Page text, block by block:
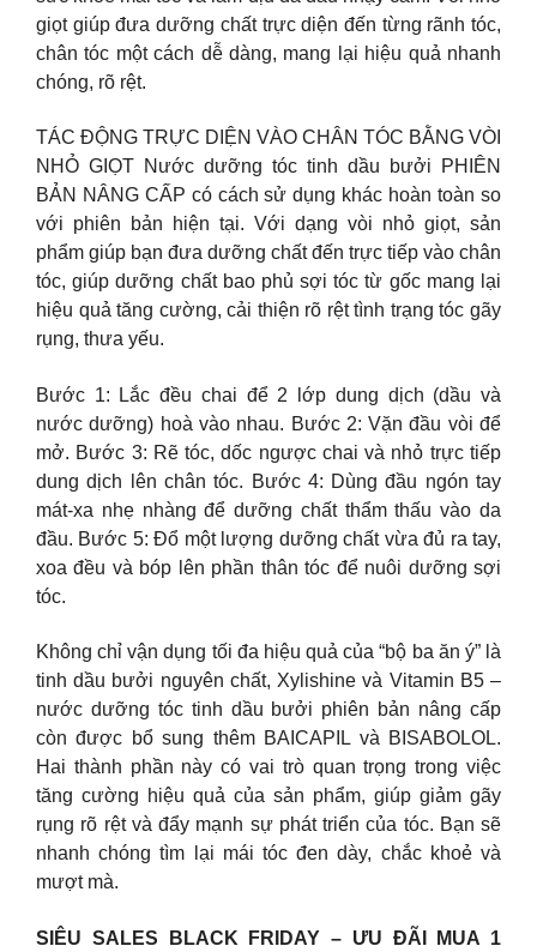
giọt giúp đưa dưỡng chất trực diện đến từng rãnh tóc,
chân tóc một cách dễ dàng, mang lại hiệu quả nhanh
chóng, rõ rệt.
TÁC ĐỘNG TRỰC DIỆN VÀO CHÂN TÓC BẰNG VÒI
NHỎ GIỌT Nước dưỡng tóc tinh dầu bưởi PHIÊN
BẢN NÂNG CẤP có cách sử dụng khác hoàn toàn so
với phiên bản hiện tại. Với dạng vòi nhỏ giọt, sản
phẩm giúp bạn đưa dưỡng chất đến trực tiếp vào chân
tóc, giúp dưỡng chất bao phủ sợi tóc từ gốc mang lại
hiệu quả tăng cường, cải thiện rõ rệt tình trạng tóc gãy
rụng, thưa yếu.
Bước 1: Lắc đều chai để 2 lớp dung dịch (dầu và
nước dưỡng) hoà vào nhau. Bước 2: Vặn đầu vòi để
mở. Bước 3: Rẽ tóc, dốc ngược chai và nhỏ trực tiếp
dung dịch lên chân tóc. Bước 4: Dùng đầu ngón tay
mát-xa nhẹ nhàng để dưỡng chất thẩm thấu vào da
đầu. Bước 5: Đổ một lượng dưỡng chất vừa đủ ra tay,
xoa đều và bóp lên phần thân tóc để nuôi dưỡng sợi
tóc.
Không chỉ vận dụng tối đa hiệu quả của “bộ ba ăn ý” là
tinh dầu bưởi nguyên chất, Xylishine và Vitamin B5 –
nước dưỡng tóc tinh dầu bưởi phiên bản nâng cấp
còn được bổ sung thêm BAICAPIL và BISABOLOL.
Hai thành phần này có vai trò quan trọng trong việc
tăng cường hiệu quả của sản phẩm, giúp giảm gãy
rụng rõ rệt và đẩy mạnh sự phát triển của tóc. Bạn sẽ
nhanh chóng tìm lại mái tóc đen dày, chắc khoẻ và
mượt mà.
SIÊU SALES BLACK FRIDAY – ƯU ĐÃI MUA 1